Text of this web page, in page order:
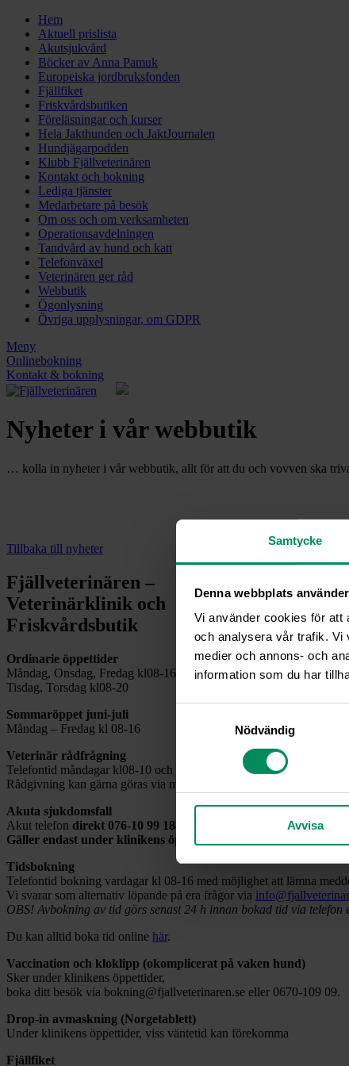
Samtycke
Denna webbplats
Vi använder cookies för att
och analysera vår trafik. Vi
medier och annons- och
information som du har
Nödvändig
Avvisa
Hem
Aktuell prislista
Akutsjukvård
Böcker av Anna Pamuk
Europeiska jordbruksfonden
Fjällfiket
Friskvårdsbutiken
Föreläsningar och kurser
Hela Jakthunden och JaktJournalen
Hundjägarpodden
Klubb Fjällveterinären
Kontakt och bokning
Lediga tjänster
Medarbetare på besök
Om oss och om verksamheten
Operationsavdelningen
Tandvård av hund och katt
Telefonväxel
Veterinären ger råd
Webbutik
Ögonlysning
Övriga upplysningar, om GDPR
Meny
Onlinebokning
Kontakt & bokning
Nyheter i vår webbutik
… kolla in nyheter i vår webbutik, allt för att du och vovven ska
Tillbaka till nyheter
Fjällveterinären –
Veterinärklinik och
Friskvårdsbutik
Ordinarie öppettider
Måndag, Onsdag, Fredag kl08-16
Tisdag, Torsdag kl08-20
Sommaröppet juni-juli
Måndag – Fredag kl 08-16
Veterinär rådfrågning
Telefontid måndagar kl08-10 och övriga vardagar kl08-09
Rådgivning kan gärna göras via mail
Akuta sjukdomsfall
Akut telefon direkt 076-10 99 188
Gäller endast under klinikens öppettider
Tidsbokning
Telefontid bokning vardagar kl 08-16 med möjlighet att lämna
Vi svarar som alternativ löpande på era frågor via
OBS! Avbokning av tid görs senast 24 h innan bokad tid via
Du kan alltid boka tid online här.
Vaccination och kloklipp (okomplicerat på vaken hund)
Sker under klinikens öppettider,
boka ditt besök via bokning@fjallveterinaren.se eller 0670-109 09.
Drop-in avmaskning (Norgetablett)
Under klinikens öppettider, viss väntetid kan förekomma
Fjällfiket